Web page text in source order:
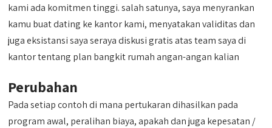
kami ada komitmen tinggi. salah satunya, saya menyrankan
kamu buat dating ke kantor kami, menyatakan validitas dan
juga eksistansi saya seraya diskusi gratis atas team saya di
kantor tentang plan bangkit rumah angan-angan kalian
Perubahan
Pada setiap contoh di mana pertukaran dihasilkan pada
program awal, peralihan biaya, apakah dan juga kepesatan /